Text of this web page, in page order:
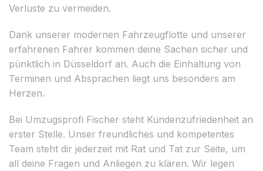
Verluste zu vermeiden.
Dank unserer modernen Fahrzeugflotte und unserer
erfahrenen Fahrer kommen deine Sachen sicher und
pünktlich in Düsseldorf an. Auch die Einhaltung von
Terminen und Absprachen liegt uns besonders am
Herzen.
Bei Umzugsprofi Fischer steht Kundenzufriedenheit an
erster Stelle. Unser freundliches und kompetentes
Team steht dir jederzeit mit Rat und Tat zur Seite, um
all deine Fragen und Anliegen zu klären. Wir legen